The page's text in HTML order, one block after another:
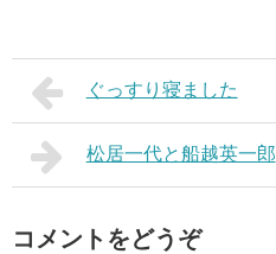
ぐっすり寝ました
松居一代と船越英一郎
コメントをどうぞ